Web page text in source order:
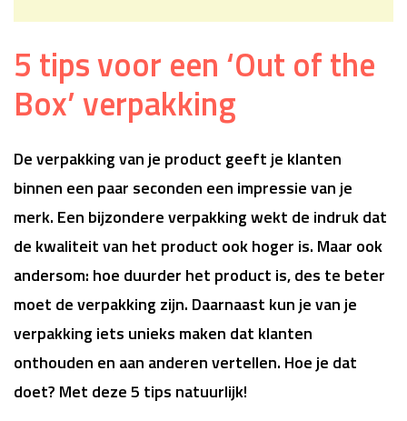
5 tips voor een ‘Out of the
Box’ verpakking
De verpakking van je product geeft je klanten
binnen een paar seconden een impressie van je
merk. Een bijzondere verpakking wekt de indruk dat
de kwaliteit van het product ook hoger is. Maar ook
andersom: hoe duurder het product is, des te beter
moet de verpakking zijn. Daarnaast kun je van je
verpakking iets unieks maken dat klanten
onthouden en aan anderen vertellen. Hoe je dat
doet? Met deze 5 tips natuurlijk!